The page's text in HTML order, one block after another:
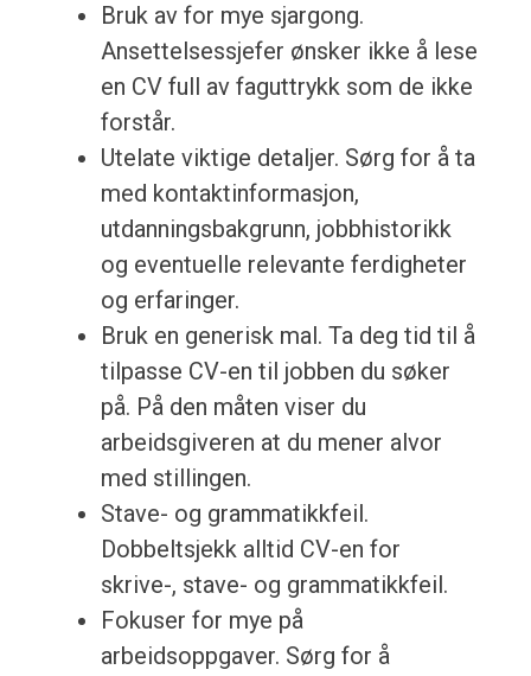
Bruk av for mye sjargong.
Ansettelsessjefer ønsker ikke å lese
en CV full av faguttrykk som de ikke
forstår.
Utelate viktige detaljer. Sørg for å ta
med kontaktinformasjon,
utdanningsbakgrunn, jobbhistorikk
og eventuelle relevante ferdigheter
og erfaringer.
Bruk en generisk mal. Ta deg tid til å
tilpasse CV-en til jobben du søker
på. På den måten viser du
arbeidsgiveren at du mener alvor
med stillingen.
Stave- og grammatikkfeil.
Dobbeltsjekk alltid CV-en for
skrive-, stave- og grammatikkfeil.
Fokuser for mye på
arbeidsoppgaver. Sørg for å